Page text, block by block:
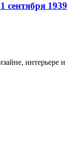
1939
интерьере и